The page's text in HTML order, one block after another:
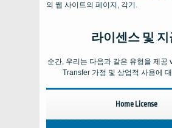
의 웹 사이트의 페이지, 각기.
라이센스 및 지
순간, 우리는 다음과 같은 유형을 제공
Transfer가정 및 상업적 사용에
Home License